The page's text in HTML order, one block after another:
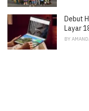
Debut
Layar
BY